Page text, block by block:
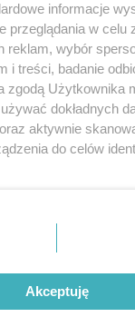
rzeszow-info.pl
10, 35-002
redakcja@rzeszow-
i publikacji
informacje
przeglądania w celu
reklam, wybór
i treści, badanie
zgodą Użytkownika
dokładnych
aktywnie
do celów
przycisk
prawo sprzeciwić
będą miały
Akceptuję